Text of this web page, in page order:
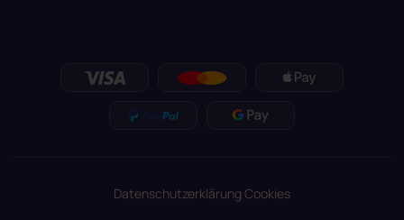
DatenschutzerklärungCookies